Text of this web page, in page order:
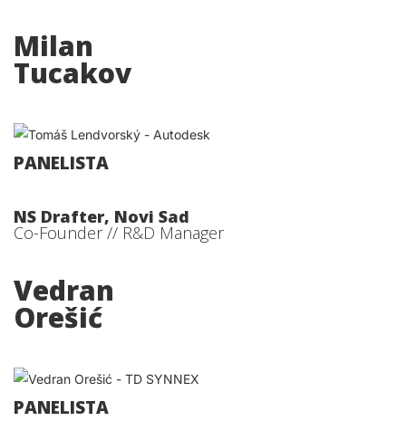
Milan
Tucakov
PANELISTA
NS Drafter, Novi Sad
Co-Founder // R&D Manager
Vedran
Orešić
PANELISTA